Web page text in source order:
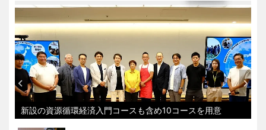
新設の資源循環経済入門コースも含め10コースを用意